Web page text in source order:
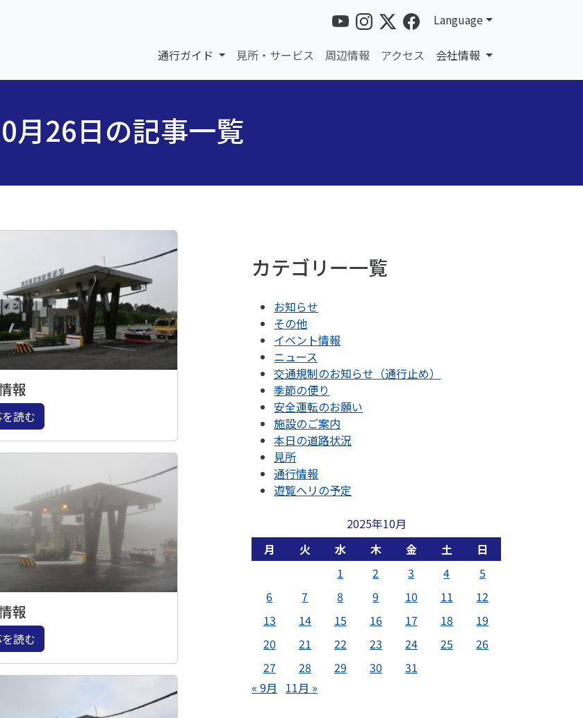
Language
通行ガイド 見所・サービス 周辺情報 アクセス 会社情報
月26日の記事一覧
報
読む
報
読む
カテゴリー一覧
お知らせ
その他
イベント情報
ニュース
交通規制のお知らせ（通行止め）
季節の便り
安全運転のお願い
施設のご案内
本日の道路状況
見所
通行情報
遊覧ヘリの予定
2025年10月
月
火 水 木 金 土
日
1
2 3 4
5
6
7 8 9 10 11
12
13
14 15 16 17 18
19
20
21 22 23 24 25
26
27
28 29 30
31
« 9月
11月 »